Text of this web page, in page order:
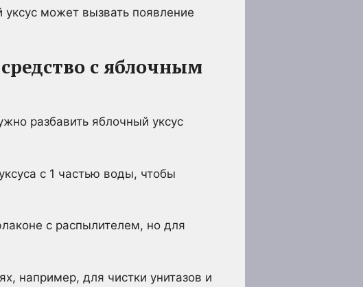
уксус может вызвать появление
с яблочным
разбавить яблочный уксус
с 1 частью воды, чтобы
с распылителем, но для
например, для чистки унитазов и